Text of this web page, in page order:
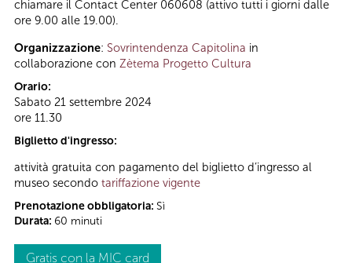
chiamare il Contact Center 060608 (attivo tutti i giorni dalle
ore 9.00 alle 19.00).
Organizzazione: Sovrintendenza Capitolina in
collaborazione con Zètema Progetto Cultura
Orario:
Sabato 21 settembre 2024
ore 11.30
Biglietto d'ingresso:
attività gratuita con pagamento del biglietto d’ingresso al
museo secondo tariffazione vigente
Prenotazione obbligatoria: Sì
Durata: 60 minuti
Gratis con la MIC card